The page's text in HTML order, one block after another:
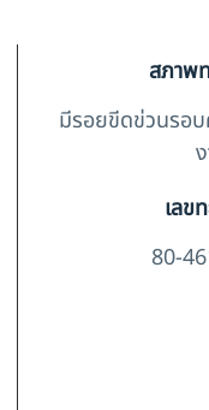
สภาพ
มีรอยขีดข่วนรอ
เลข
80-